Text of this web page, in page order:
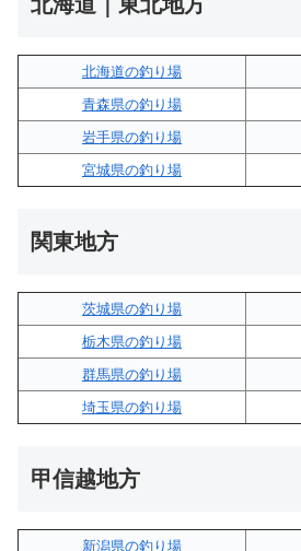
北海道｜東北地方
北海道の釣り場
青森県の釣り場
岩手県の釣り場
宮城県の釣り場
関東地方
茨城県の釣り場
栃木県の釣り場
群馬県の釣り場
埼玉県の釣り場
甲信越地方
新潟県の釣り場